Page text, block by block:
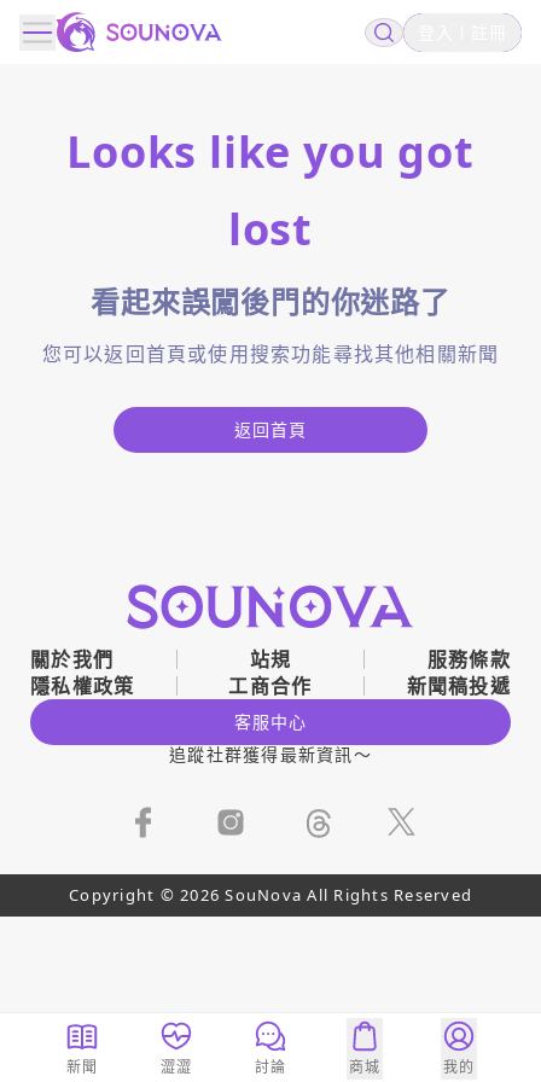
Looks like you got
lost
看起來誤闖後門的你迷路了
您可以返回首頁或使用搜索功能尋找其他相關新聞
返回首頁
關於我們 站規
服務條款
隱私權政策
工商合作 新聞稿投遞
客服中心
追蹤社群獲得最新資訊～
Copyright © 2026 SouNova All Rights Reserved
新聞 澀澀 討論 商城 我的